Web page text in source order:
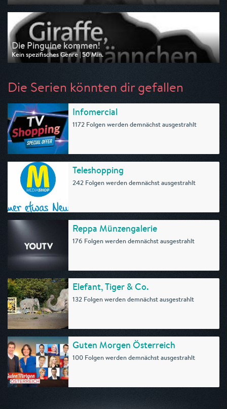
Ausgestrahlt von BR
am 04.08.2026, 06:30
Die Pinguine kommen!
Kein spezifisches Genre | 50 Min.
Ausgestrahlt von HR
Die Serien könnten dir gefallen
Infomercial
1172 Folgen werden demnächst ausgestrahlt
Teleshopping
242 Folgen werden demnächst ausgestrahlt
Reppa Münzengalerie
176 Folgen werden demnächst ausgestrahlt
Elefant, Tiger & Co.
132 Folgen werden demnächst ausgestrahlt
Guten Morgen Österreich
100 Folgen werden demnächst ausgestrahlt